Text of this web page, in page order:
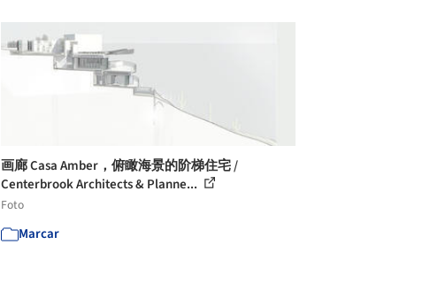
画廊 Casa Amber，俯瞰海景的阶梯住宅 /
Centerbrook Architects & Planne...
Foto
Marcar